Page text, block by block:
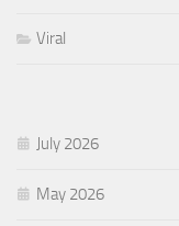
Viral
July 2026
May 2026